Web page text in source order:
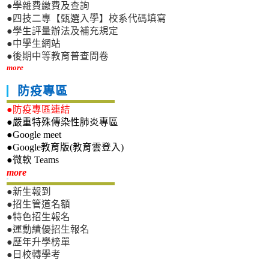
●學雜費繳費及查詢
●四技二專【甄選入學】校系代碼填寫
●學生評量辦法及補充規定
●中學生網站
●後期中等教育普查問卷
more
防疫專區
●防疫專區連結
●嚴重特殊傳染性肺炎專區
●Google meet
●Google教育版(教育雲登入)
●微軟 Teams
more新生專區
●新生報到
●招生管道名額
●特色招生報名
●運動績優招生報名
●歷年升學榜單
●日校轉學考